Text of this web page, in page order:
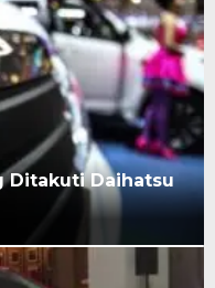
Ditakuti Daihatsu